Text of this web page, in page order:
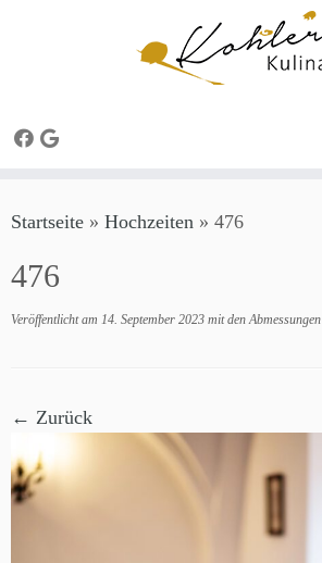
Inhalt
Startseite » Hochzeiten » 476
476
Veröffentlicht am 14. September 2023 mit den Abmessungen
← Zurück